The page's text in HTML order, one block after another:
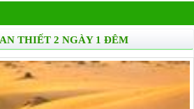
THIẾT 2 NGÀY 1 ĐÊM